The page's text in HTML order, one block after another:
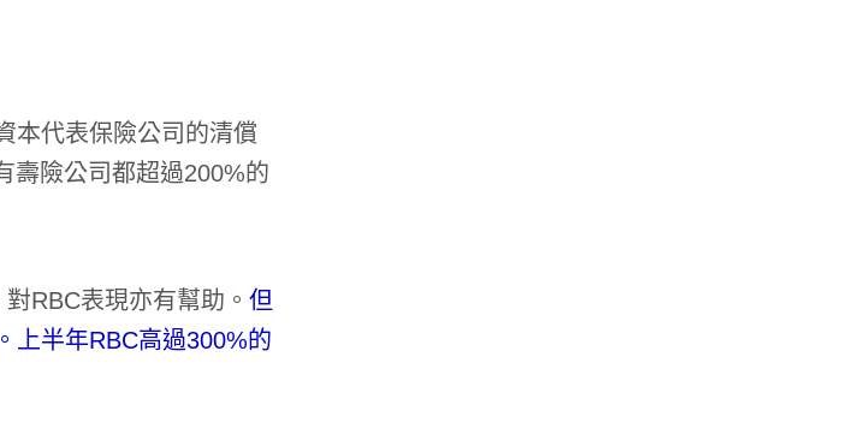
本代表保險公司的清償
壽險公司都超過200%的
RBC表現亦有幫助。 但
上半年RBC高過300%的